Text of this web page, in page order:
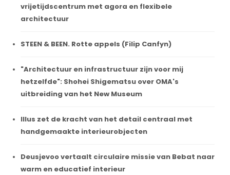
vrijetijdscentrum met agora en flexibele
architectuur
STEEN & BEEN. Rotte appels (Filip Canfyn)
"Architectuur en infrastructuur zijn voor mij
hetzelfde": Shohei Shigematsu over OMA's
uitbreiding van het New Museum
Illus zet de kracht van het detail centraal met
handgemaakte interieurobjecten
Deusjevoo vertaalt circulaire missie van Bebat naar
warm en educatief interieur